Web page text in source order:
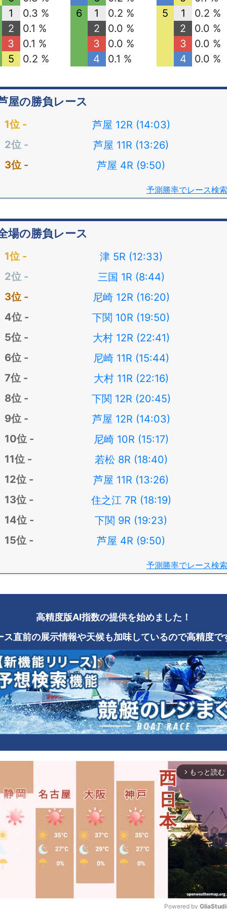
1
0.3 %
2
0.1 %
3
0.1 %
5
0.2 %
6
1
0.2 %
2
0.0 %
3
0.0 %
4
0.1 %
5
1
0.2 %
2
0.0 %
3
0.0 %
4
0.0 %
屋の勝負レース
芦屋 12R (14:03)
芦屋 11R (13:26)
芦屋 4R (9:50)
予測勝率でレース検索
場の勝負レース
津 5R (12:33)
三国 1R (8:44)
尼崎 12R (16:20)
下関 10R (19:50)
大村 12R (22:41)
尼崎 11R (15:44)
大村 11R (22:16)
下関 12R (20:45)
芦屋 12R (14:03)
尼崎 10R (15:17)
若松 8R (18:40)
芦屋 11R (13:26)
住之江 7R (18:19)
下関 9R (19:23)
芦屋 4R (9:50)
予測勝率でレース検索
高精度版AI指数の提供を始めました！
ス直前の展示情報や天候も加味しているので高精度で
arrow_forward_ios もっと読む
Powered by